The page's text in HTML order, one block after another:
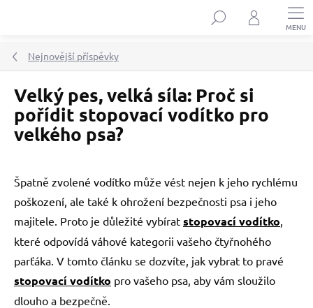
Hledat
Nejnovější příspěvky
Velký pes, velká síla: Proč si
pořídit stopovací vodítko pro
velkého psa?
Špatně zvolené vodítko může vést nejen k jeho rychlému
poškození, ale také k ohrožení bezpečnosti psa i jeho
majitele. Proto je důležité vybírat stopovací vodítko,
které odpovídá váhové kategorii vašeho čtyřnohého
parťáka. V tomto článku se dozvíte, jak vybrat to pravé
stopovací vodítko pro vašeho psa, aby vám sloužilo
dlouho a bezpečně.